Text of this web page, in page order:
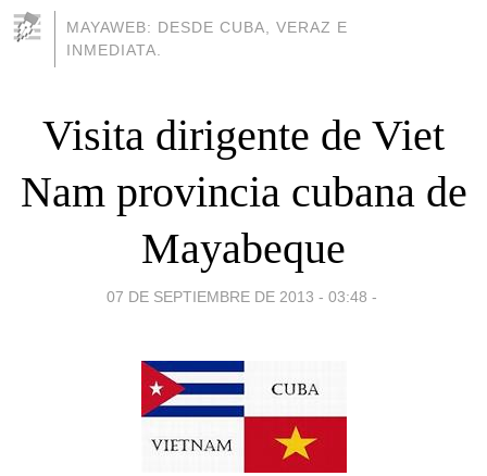
MAYAWEB: DESDE CUBA, VERAZ E
INMEDIATA.
Visita dirigente de Viet
Nam provincia cubana de
Mayabeque
07 DE SEPTIEMBRE DE 2013 - 03:48 -